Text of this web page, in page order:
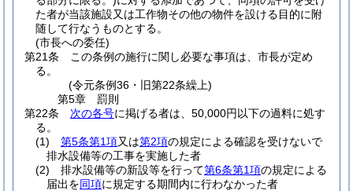
た者が当該施設又は工作物その他の物件を設ける目的に附
随して行なうものとする。
(市長への委任)
第21条
この条例の施行に関し必要な事項は、市長が定め
る。
(令元条例36・旧第22条繰上)
第5章
罰則
第22条
次の各号に掲げる者は、50,000円以下の過料に処す
る。
(1)
第5条第1項又は第2項の規定による確認を受けないで
排水設備等の工事を実施した者
(2)
排水設備等の新設等を行って第6条第1項の規定による
届出を同項に規定する期間内に行わなかった者